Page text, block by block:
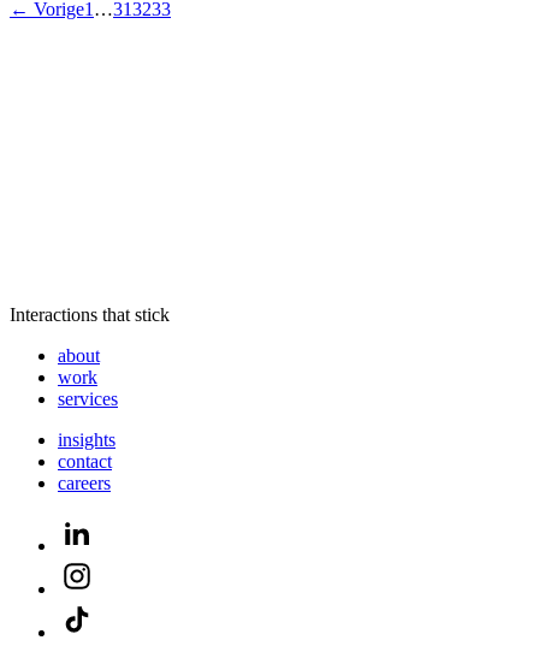
← Vorige1 …313233
Interactions that stick
about
work
services
insights
contact
careers